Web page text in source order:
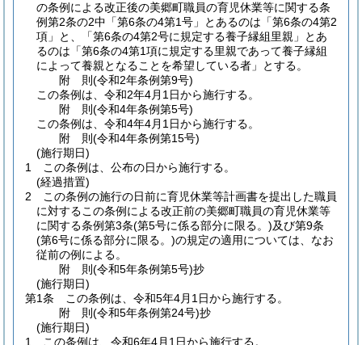
の条例による改正後の美郷町職員の育児休業等に関する条
例第2条の2中「第6条の4第1号」とあるのは「第6条の4第2
項」と、「第6条の4第2号に規定する養子縁組里親」とあ
るのは「第6条の4第1項に規定する里親であって養子縁組
によって養親となることを希望している者」とする。
附 則(令和2年条例第9号)
この条例は、令和2年4月1日から施行する。
附 則(令和4年条例第5号)
この条例は、令和4年4月1日から施行する。
附 則(令和4年条例第15号)
(施行期日)
1
この条例は、公布の日から施行する。
(経過措置)
2
この条例の施行の日前に育児休業等計画書を提出した職員
に対するこの条例による改正前の美郷町職員の育児休業等
に関する条例第3条(第5号に係る部分に限る。)及び第9条
(第6号に係る部分に限る。)の規定の適用については、なお
従前の例による。
附 則(令和5年条例第5号)抄
(施行期日)
第1条
この条例は、令和5年4月1日から施行する。
附 則(令和5年条例第24号)抄
(施行期日)
1
この条例は、令和6年4月1日から施行する。